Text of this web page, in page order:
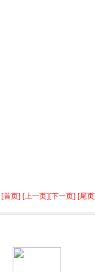
[首页] [上一页][下一页] [尾